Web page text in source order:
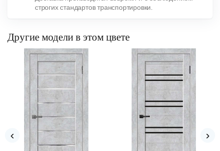
строгих стандартов транспортировки.
Другие модели в этом цвете
‹ ›